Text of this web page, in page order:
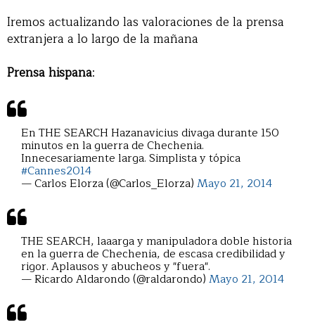
Iremos actualizando las valoraciones de la prensa
extranjera a lo largo de la mañana
Prensa hispana:
En THE SEARCH Hazanavicius divaga durante 150
minutos en la guerra de Chechenia.
Innecesariamente larga. Simplista y tópica
#Cannes2014
— Carlos Elorza (@Carlos_Elorza)Mayo 21, 2014
THE SEARCH, laaarga y manipuladora doble historia
en la guerra de Chechenia, de escasa credibilidad y
rigor. Aplausos y abucheos y "fuera".
— Ricardo Aldarondo (@raldarondo)Mayo 21, 2014